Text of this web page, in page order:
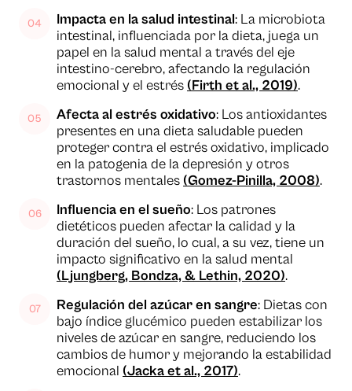
Impacta en la salud intestinal: La microbiota
intestinal, influenciada por la dieta, juega un
papel en la salud mental a través del eje
intestino-cerebro, afectando la regulación
emocional y el estrés (Firth et al., 2019).
Afecta al estrés oxidativo: Los antioxidantes
presentes en una dieta saludable pueden
proteger contra el estrés oxidativo, implicado
en la patogenia de la depresión y otros
trastornos mentales (Gomez-Pinilla, 2008).
Influencia en el sueño: Los patrones
dietéticos pueden afectar la calidad y la
duración del sueño, lo cual, a su vez, tiene un
impacto significativo en la salud mental
(Ljungberg, Bondza, & Lethin, 2020).
Regulación del azúcar en sangre: Dietas con
bajo índice glucémico pueden estabilizar los
niveles de azúcar en sangre, reduciendo los
cambios de humor y mejorando la estabilidad
emocional (Jacka et al., 2017).